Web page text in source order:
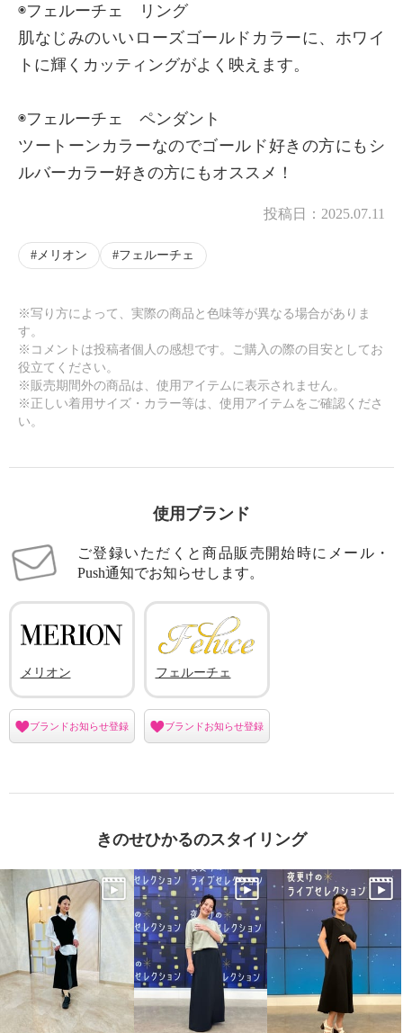
◉フェルーチェ リング
肌なじみのいいローズゴールドカラーに、ホワイ
トに輝くカッティングがよく映えます。
◉フェルーチェ ペンダント
ツートーンカラーなのでゴールド好きの方にもシ
ルバーカラー好きの方にもオススメ！
投稿日： 2025.07.11
メリオン フェルーチェ
※写り方によって、実際の商品と色味等が異なる場合がありま
す。
※コメントは投稿者個人の感想です。ご購入の際の目安としてお
役立てください。
※販売期間外の商品は、使用アイテムに表示されません。
※正しい着用サイズ・カラー等は、使用アイテムをご確認くださ
い。
使用ブランド
ご登録いただくと商品販売開始時にメール・
Push通知でお知らせします。
メリオン
ブランドお知らせ登録
フェルーチェ
ブランドお知らせ登録
きのせひかるのスタイリング